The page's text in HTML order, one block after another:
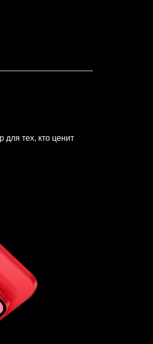
тех, кто ценит